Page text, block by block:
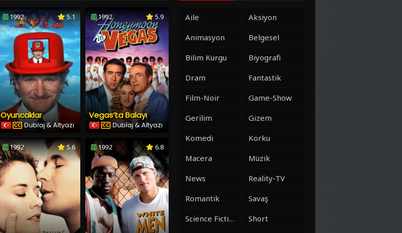
1992 5.1
Oyuncaklar
Dublaj & Altyazı
1992 5.9
Vegas’ta Balayı
Dublaj & Altyazı
1992 5.6 1992 6.8
Aile
Aksiyon
Animasyon
Belgesel
Bilim Kurgu
Biyografi
Dram
Fantastik
Film-Noir
Game-Show
Gerilim
Gizem
Komedi
Korku
Macera
Müzik
News
Reality-TV
Romantik
Savaş
Science Fiction
Short